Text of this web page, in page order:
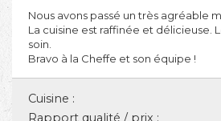
Nous avons passé un très agréable
La cuisine est raffinée et délicieuse.
soin.
Bravo à la Cheffe et son équipe !
Cuisine :
Rapport qualité / prix :